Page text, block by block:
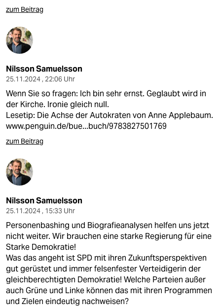
zum Beitrag
Nilsson Samuelsson
25.11.2024 , 22:06 Uhr
Wenn Sie so fragen: Ich bin sehr ernst. Geglaubt wird in
der Kirche. Ironie gleich null.
Lesetip: Die Achse der Autokraten von Anne Applebaum.
www.penguin.de/bue...buch/9783827501769
zum Beitrag
Nilsson Samuelsson
25.11.2024 , 15:33 Uhr
Personenbashing und Biografieanalysen helfen uns jetzt
nicht weiter. Wir brauchen eine starke Regierung für eine
Starke Demokratie!
Was das angeht ist SPD mit ihren Zukunftsperspektiven
gut gerüstet und immer felsenfester Verteidigerin der
gleichberechtigten Demokratie! Welche Parteien außer
auch Grüne und Linke können das mit ihren Programmen
und Zielen eindeutig nachweisen?